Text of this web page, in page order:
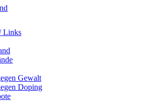
Links
Gewalt
Doping